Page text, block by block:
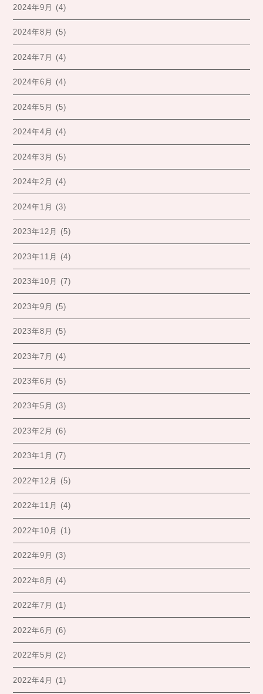
2024年9月 (4)
2024年8月 (5)
2024年7月 (4)
2024年6月 (4)
2024年5月 (5)
2024年4月 (4)
2024年3月 (5)
2024年2月 (4)
2024年1月 (3)
2023年12月 (5)
2023年11月 (4)
2023年10月 (7)
2023年9月 (5)
2023年8月 (5)
2023年7月 (4)
2023年6月 (5)
2023年5月 (3)
2023年2月 (6)
2023年1月 (7)
2022年12月 (5)
2022年11月 (4)
2022年10月 (1)
2022年9月 (3)
2022年8月 (4)
2022年7月 (1)
2022年6月 (6)
2022年5月 (2)
2022年4月 (1)